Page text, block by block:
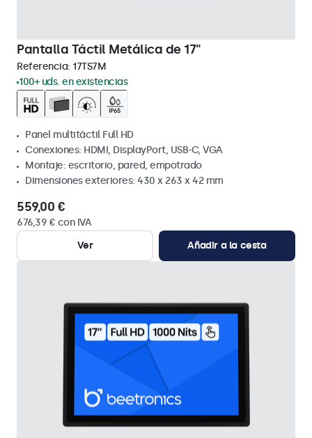
Pantalla Táctil Metálica de 17"
Referencia: 17TS7M
100+ uds. en existencias
Panel multitáctil Full HD
Conexiones: HDMI, DisplayPort, USB-C, VGA
Montaje: escritorio, pared, empotrado
Dimensiones exteriores: 430 x 263 x 42 mm
559,00 €
676,39 € con IVA
Ver
Añadir a la cesta